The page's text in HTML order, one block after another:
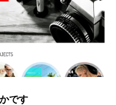
です